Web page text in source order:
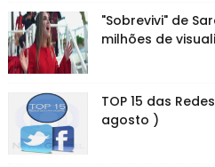
"Sobrevivi" de
milhões de
TOP 15 das
agosto )